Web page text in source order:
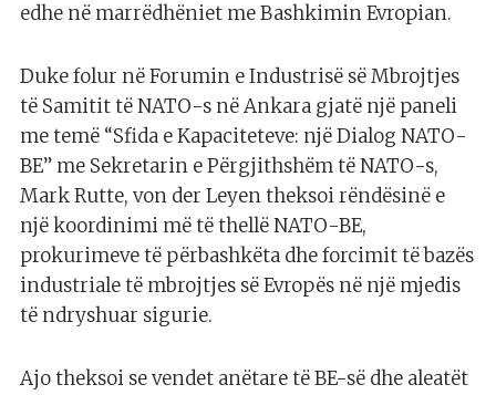
edhe në marrëdhëniet me Bashkimin Evropian.
Duke folur në Forumin e Industrisë së Mbrojtjes
të Samitit të NATO-s në Ankara gjatë një paneli
me temë “Sfida e Kapaciteteve: një Dialog NATO-
BE” me Sekretarin e Përgjithshëm të NATO-s,
Mark Rutte, von der Leyen theksoi rëndësinë e
një koordinimi më të thellë NATO-BE,
prokurimeve të përbashkëta dhe forcimit të bazës
industriale të mbrojtjes së Evropës në një mjedis
të ndryshuar sigurie.
Ajo theksoi se vendet anëtare të BE-së dhe aleatët